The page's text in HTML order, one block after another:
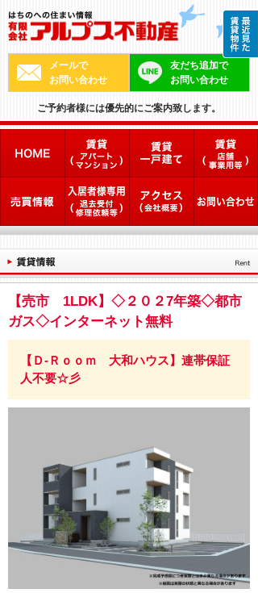
メールで
お問い合わせ
友だち追加で
お問い合わせ
ご予約者様には優先的にご案内致します。
【売市 1LDK】◇２０２7年築◇都市
ガス◇インターネット無料
【Ｄ-Ｒｏｏｍ 大和ハウス】連帯保証
人不要☆彡